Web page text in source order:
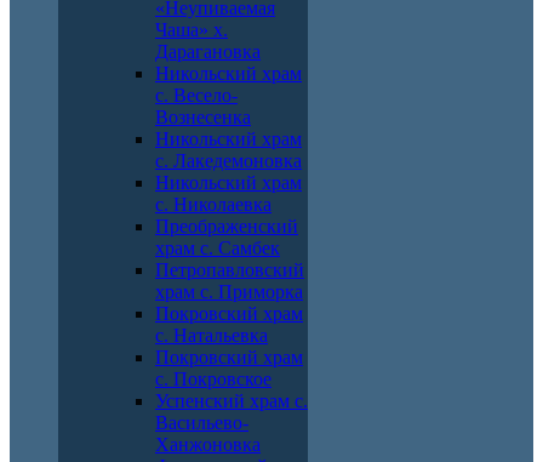
«Неупиваемая
Чаша» х.
Дарагановка
Никольский храм
с. Весело-
Вознесенка
Никольский храм
с. Лакедемоновка
Никольский храм
с. Николаевка
Преображенский
храм с. Самбек
Петропавловский
храм с. Приморка
Покровский храм
с. Натальевка
Покровский храм
с. Покровское
Успенский храм с.
Васильево-
Ханжоновка